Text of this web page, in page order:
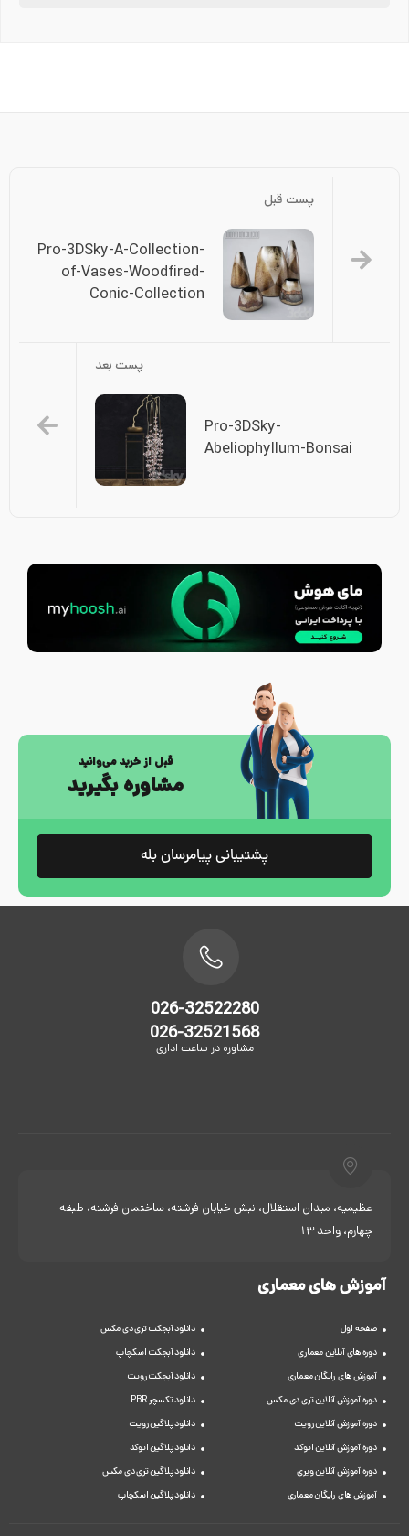
پست قبل
Pro-3DSky-A-Collection-
of-Vases-Woodfired-
Conic-Collection
پست بعد
Pro-3DSky-
Abeliophyllum-Bonsai
قبل از خرید می‌وانید
مشاوره بگیرید
پشتیبانی پیامرسان بله
026-32522280
026-32521568
مشاوره در ساعت اداری
عظیمیه، میدان استقلال، نبش خیابان فرشته، ساختمان فرشته، طبقه
چهارم، واحد 13
آموزش های معماری
صفحه اول
دوره های آنلاین معماری
آموزش های رایگان معماری
دوره آموزش آنلاین تری دی مکس
دوره آموزش آنلاین رویت
دوره آموزش آنلاین اتوکد
دوره آموزش آنلاین ویری
آموزش های رایگان معماری
دانلود آبجکت تری دی مکس
دانلود آبجکت اسکچاپ
دانلود آبجکت رویت
دانلود تکسچر PBR
دانلود پلاگین رویت
دانلود پلاگین اتوکد
دانلود پلاگین تری دی مکس
دانلود پلاگین اسکچاپ